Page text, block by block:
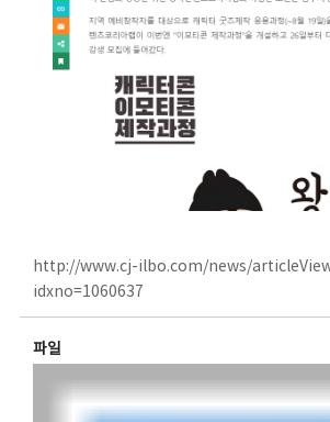
http://www.cj-ilbo.com/news/
idxno=1060637
파일